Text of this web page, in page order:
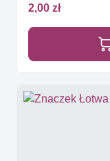
2,00 zł